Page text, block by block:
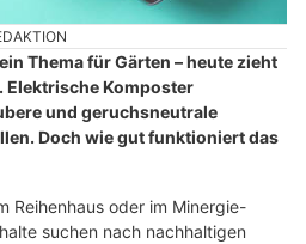
Thema für Gärten – heute zieht
Elektrische Komposter
und geruchsneutrale
Doch wie gut funktioniert das
Reihenhaus oder im Minergie-
suchen nach nachhaltigen